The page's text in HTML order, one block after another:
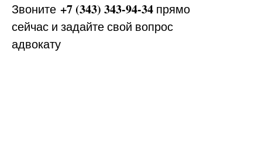
Звоните +7 (343) 343-94-34 прямо
сейчас и задайте свой вопрос
адвокату